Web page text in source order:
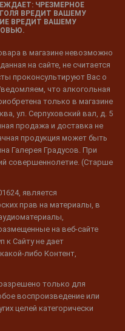
ЧРЕЗМЕРНОЕ
ВРЕДИТ ВАШЕМУ
ВРЕДИТ ВАШЕМУ
в магазине невозможно
на сайте, не считается
проконсультируют Вас о
что алкогольная
только в магазине
ул. Серпуховский вал, д. 5
продажа и доставка не
продукция может быть
Галерея Градусов. При
совершеннолетие. (Старше
является
прав на материалы, в
на веб-сайте
к Сайту не дает
либо Контент,
только для
воспроизведение или
целей категорически